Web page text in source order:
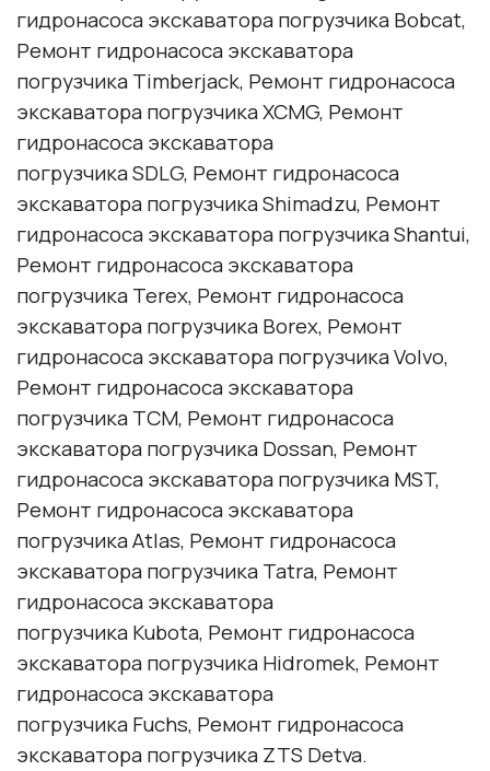
гидронасоса экскаватора погрузчика Bobcat,
Ремонт гидронасоса экскаватора
погрузчика Timberjack, Ремонт гидронасоса
экскаватора погрузчика XCMG, Ремонт
гидронасоса экскаватора
погрузчика SDLG, Ремонт гидронасоса
экскаватора погрузчика Shimadzu, Ремонт
гидронасоса экскаватора погрузчика Shantui,
Ремонт гидронасоса экскаватора
погрузчика Terex, Ремонт гидронасоса
экскаватора погрузчика Borex, Ремонт
гидронасоса экскаватора погрузчика Volvo,
Ремонт гидронасоса экскаватора
погрузчика TCM, Ремонт гидронасоса
экскаватора погрузчика Dossan, Ремонт
гидронасоса экскаватора погрузчика MST,
Ремонт гидронасоса экскаватора
погрузчика Atlas, Ремонт гидронасоса
экскаватора погрузчика Tatra, Ремонт
гидронасоса экскаватора
погрузчика Kubota, Ремонт гидронасоса
экскаватора погрузчика Hidromek, Ремонт
гидронасоса экскаватора
погрузчика Fuchs, Ремонт гидронасоса
экскаватора погрузчика ZTS Detva.